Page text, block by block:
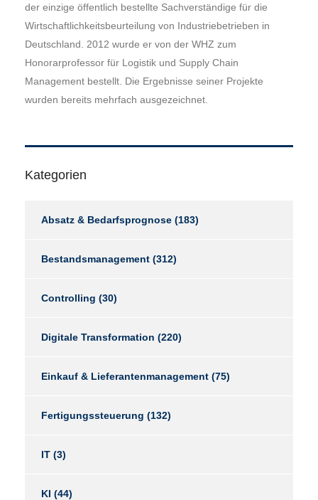
der einzige öffentlich bestellte Sachverständige für die
Wirtschaftlichkeitsbeurteilung von Industriebetrieben in
Deutschland. 2012 wurde er von der WHZ zum
Honorarprofessor für Logistik und Supply Chain
Management bestellt. Die Ergebnisse seiner Projekte
wurden bereits mehrfach ausgezeichnet.
Kategorien
Absatz & Bedarfsprognose (183)
Bestandsmanagement (312)
Controlling (30)
Digitale Transformation (220)
Einkauf & Lieferantenmanagement (75)
Fertigungssteuerung (132)
IT (3)
KI (44)